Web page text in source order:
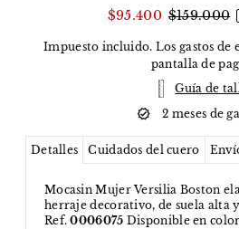
$95.400 $159.000
Impuesto incluido. Los gastos de
pantalla de
Guía de
2 meses de
Detalles Cuidados del cuero
Mocasin Mujer Versilia Boston
herraje decorativo, de suela alta
Ref.0006075 Disponible en